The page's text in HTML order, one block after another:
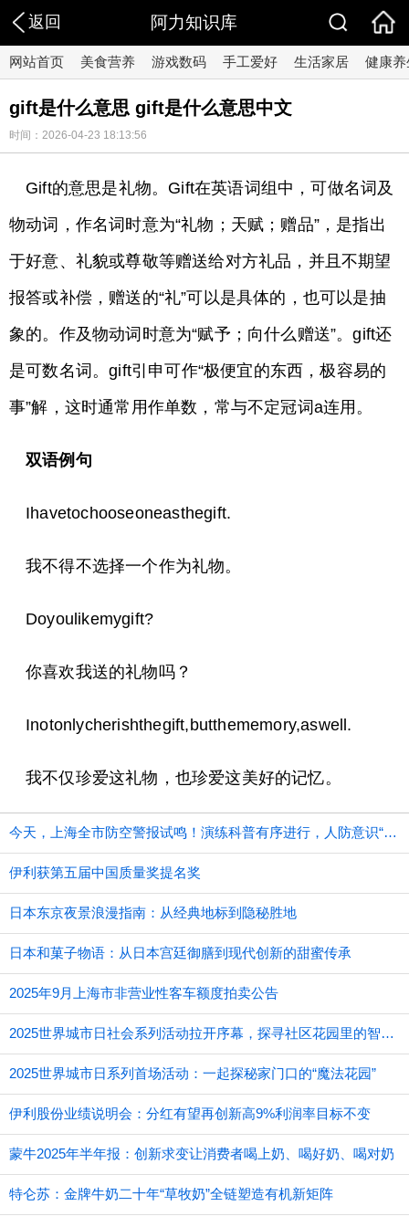
返回 阿力知识库
网站首页 美食营养 游戏数码 手工爱好 生活家居 健康养
gift是什么意思 gift是什么意思中文
时间：2026-04-23 18:13:56
Gift的意思是礼物。Gift在英语词组中，可做名词及
物动词，作名词时意为“礼物；天赋；赠品”，是指出
于好意、礼貌或尊敬等赠送给对方礼品，并且不期望
报答或补偿，赠送的“礼”可以是具体的，也可以是抽
象的。作及物动词时意为“赋予；向什么赠送”。gift还
是可数名词。gift引申可作“极便宜的东西，极容易的
事”解，这时通常用作单数，常与不定冠词a连用。
双语例句
Ihavetochooseoneasthegift.
我不得不选择一个作为礼物。
Doyoulikemygift?
你喜欢我送的礼物吗？
Inotonlycherishthegift,butthememory,aswell.
我不仅珍爱这礼物，也珍爱这美好的记忆。
今天，上海全市防空警报试鸣！演练科普有序进行，人防意识“声入人心”
伊利获第五届中国质量奖提名奖
日本东京夜景浪漫指南：从经典地标到隐秘胜地
日本和菓子物语：从日本宫廷御膳到现代创新的甜蜜传承
2025年9月上海市非营业性客车额度拍卖公告
2025世界城市日社会系列活动拉开序幕，探寻社区花园里的智慧应用
2025世界城市日系列首场活动：一起探秘家门口的“魔法花园”
伊利股份业绩说明会：分红有望再创新高9%利润率目标不变
蒙牛2025年半年报：创新求变让消费者喝上奶、喝好奶、喝对奶
特仑苏：金牌牛奶二十年“草牧奶”全链塑造有机新矩阵